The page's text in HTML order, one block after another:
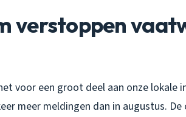
verstoppen
voor een groot deel aan onze lokale
meer meldingen dan in augustus.